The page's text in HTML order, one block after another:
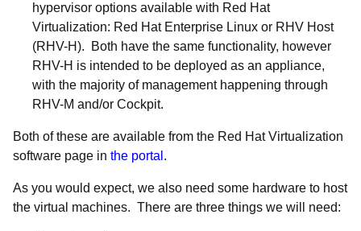
hypervisor options available with Red Hat
Virtualization: Red Hat Enterprise Linux or RHV Host
(RHV-H). Both have the same functionality, however
RHV-H is intended to be deployed as an appliance,
with the majority of management happening through
RHV-M and/or Cockpit.
Both of these are available from the Red Hat Virtualization
software page in the portal .
As you would expect, we also need some hardware to host
the virtual machines. There are three things we will need: